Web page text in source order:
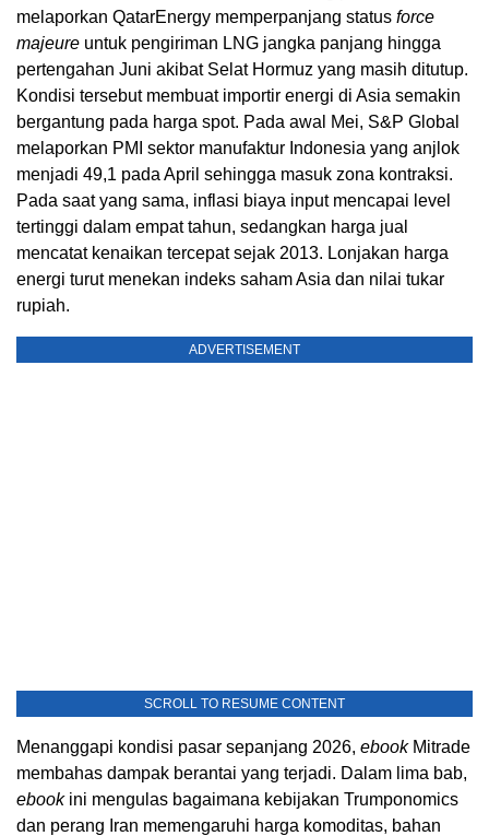
melaporkan QatarEnergy memperpanjang status force
majeure untuk pengiriman LNG jangka panjang hingga
pertengahan Juni akibat Selat Hormuz yang masih ditutup.
Kondisi tersebut membuat importir energi di Asia semakin
bergantung pada harga spot. Pada awal Mei, S&P Global
melaporkan PMI sektor manufaktur Indonesia yang anjlok
menjadi 49,1 pada April sehingga masuk zona kontraksi.
Pada saat yang sama, inflasi biaya input mencapai level
tertinggi dalam empat tahun, sedangkan harga jual
mencatat kenaikan tercepat sejak 2013. Lonjakan harga
energi turut menekan indeks saham Asia dan nilai tukar
rupiah.
ADVERTISEMENT
SCROLL TO RESUME CONTENT
Menanggapi kondisi pasar sepanjang 2026, ebookMitrade
membahas dampak berantai yang terjadi. Dalam lima bab,
ebookini mengulas bagaimana kebijakan Trumponomics
dan perang Iran memengaruhi harga komoditas, bahan